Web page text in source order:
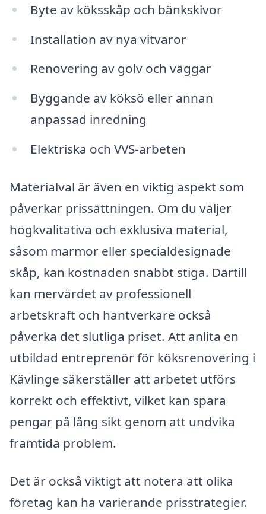
Byte av köksskåp och bänkskivor
Installation av nya vitvaror
Renovering av golv och väggar
Byggande av köksö eller annan
anpassad inredning
Elektriska och VVS-arbeten
Materialval är även en viktig aspekt som
påverkar prissättningen. Om du väljer
högkvalitativa och exklusiva material,
såsom marmor eller specialdesignade
skåp, kan kostnaden snabbt stiga. Därtill
kan mervärdet av professionell
arbetskraft och hantverkare också
påverka det slutliga priset. Att anlita en
utbildad entreprenör för köksrenovering i
Kävlinge säkerställer att arbetet utförs
korrekt och effektivt, vilket kan spara
pengar på lång sikt genom att undvika
framtida problem.
Det är också viktigt att notera att olika
företag kan ha varierande prisstrategier.